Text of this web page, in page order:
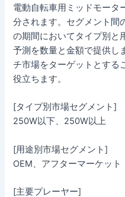
電動自転車用ミッドモータ
分されます。セグメント
の期間においてタイプ別と
予測を数量と金額で提供し
チ市場をターゲットとする
役立ちます。
[タイプ別市場セグメント]
250W以下、250W以上
[用途別市場セグメント]
OEM、アフターマーケット
[主要プレーヤー]